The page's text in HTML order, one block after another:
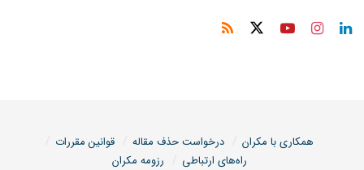
همکاری با مکران درخواست حذف مقاله
قوانین مقررات
راه‌های ارتباطی
رزومه مکران